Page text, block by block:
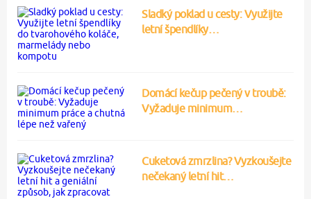
Sladký poklad u cesty: Využijte
letní špendlíky…
Domácí kečup pečený v troubě:
Vyžaduje minimum…
Cuketová zmrzlina? Vyzkoušejte
nečekaný letní hit…